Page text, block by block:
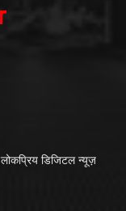
डिजिटल न्यूज़